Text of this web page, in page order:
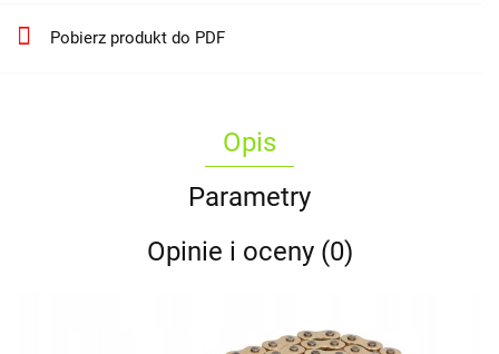
Pobierz produkt do PDF
Opis
Parametry
Opinie i oceny (0)